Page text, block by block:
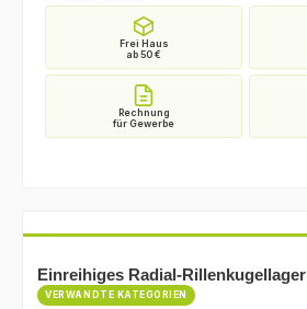
Einreihiges Radial-Rillenkugellager
VERWANDTE KATEGORIEN